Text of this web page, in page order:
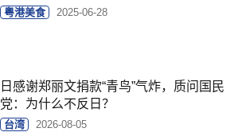
粤港美食 2025-06-28
日感谢郑丽文捐款“青鸟”气炸，质问国民
党：为什么不反日？
台湾 2026-08-05